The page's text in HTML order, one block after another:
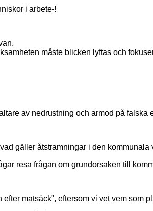
i arbete-!
måste blicken lyftas och
av nedrustning och armod på falska
gäller åtstramningar i den kommunala
resa frågan om grundorsaken till
matsäck", eftersom vi vet vem som